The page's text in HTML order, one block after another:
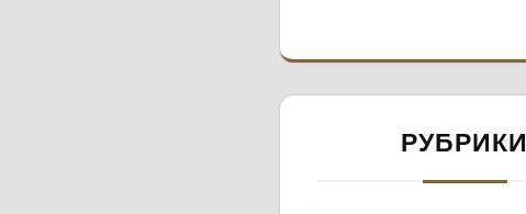
РУБРИКИ